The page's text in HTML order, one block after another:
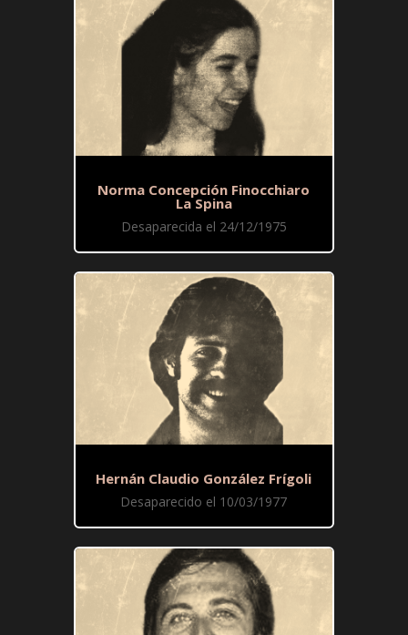
Norma Concepción Finocchiaro
La Spina
Desaparecida el 24/12/1975
Hernán Claudio González Frígoli
Desaparecido el 10/03/1977